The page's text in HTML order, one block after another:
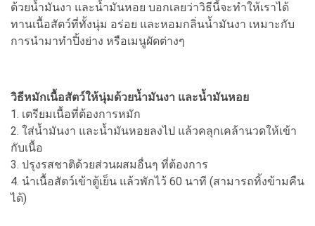
ด้วยน้ำมันงา และน้ำมันหอย บอกเลยว่าวิธีนี้จะทำให้เราได้
ทานเนื้อสัตว์ที่ทั้งนุ่ม อร่อย และหอมกลิ่นน้ำมันงา เหมาะกับ
การนำมาทำปิ้งย่าง หรือเมนูผัดต่างๆ
วิธีหมักเนื้อสัตว์ให้นุ่มด้วยน้ำมันงา และน้ำมันหอย
1. เตรียมเนื้อที่ต้องการหมัก
2. ใส่น้ำมันงา และน้ำมันหอยลงไป แล้วคลุกเคล้านวดให้เข้า
กับเนื้อ
3. ปรุงรสชาติด้วยส่วนผสมอื่นๆ ที่ต้องการ
4. นำเนื้อสัตว์เข้าตู้เย็น แล้วพักไว้ 60 นาที (สามารถทิ้งข้ามคืน
ได้)